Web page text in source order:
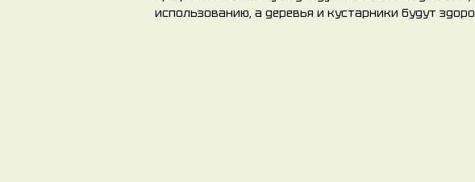
использованию, а деревья и кустарники будут